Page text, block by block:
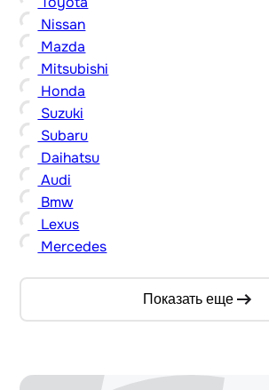
Nissan
Mazda
Mitsubishi
Honda
Suzuki
Subaru
Daihatsu
Audi
Bmw
Lexus
Mercedes
Показать еще